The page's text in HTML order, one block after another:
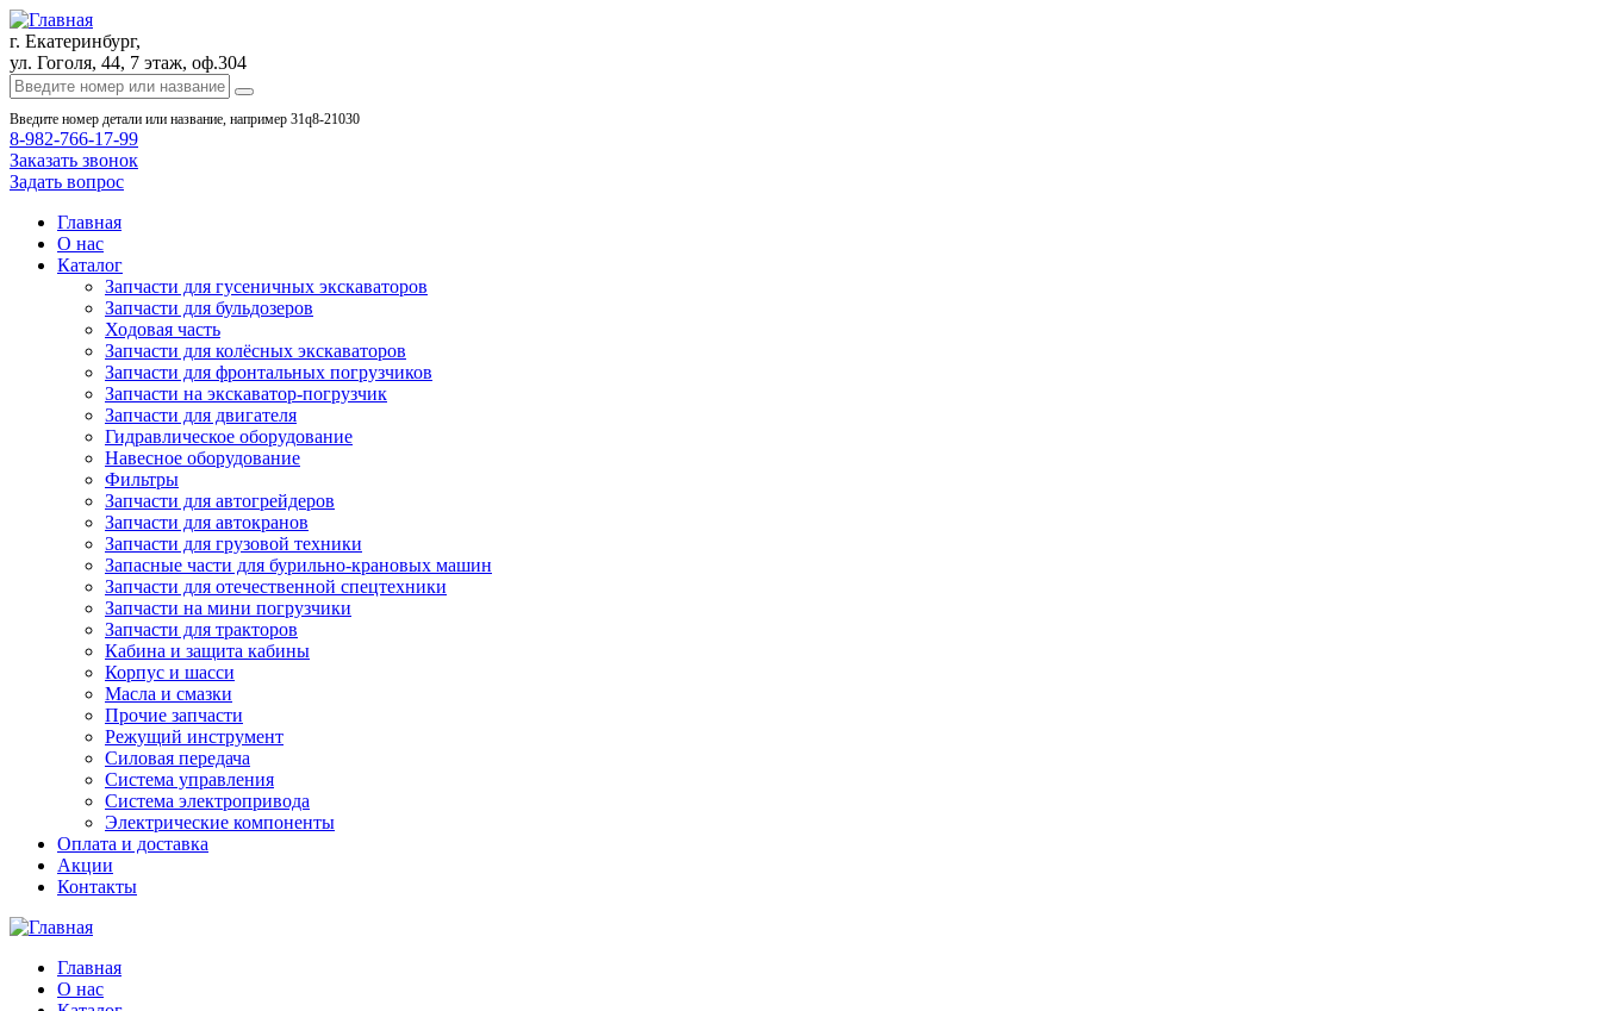
г. Екатеринбург,
ул. Гоголя, 44, 7 этаж, оф.304
Введите номер детали или название, например 31q8-21030
8-982-766-17-99
Заказать звонок
Задать вопрос
Главная
О нас
Каталог
Запчасти для гусеничных экскаваторов
Запчасти для бульдозеров
Ходовая часть
Запчасти для колёсных экскаваторов
Запчасти для фронтальных погрузчиков
Запчасти на экскаватор-погрузчик
Запчасти для двигателя
Гидравлическое оборудование
Навесное оборудование
Фильтры
Запчасти для автогрейдеров
Запчасти для автокранов
Запчасти для грузовой техники
Запасные части для бурильно-крановых машин
Запчасти для отечественной спецтехники
Запчасти на мини погрузчики
Запчасти для тракторов
Кабина и защита кабины
Корпус и шасси
Масла и смазки
Прочие запчасти
Режущий инструмент
Силовая передача
Система управления
Система электропривода
Электрические компоненты
Оплата и доставка
Акции
Контакты
Главная
О нас